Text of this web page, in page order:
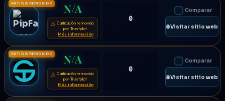
RATING REMOVIDO N/A
⚠ Calificación removida
por Trustpilot
Más información
0
Comparar
🌐 Visitar sitio web
RATING REMOVIDO N/A
⚠ Calificación removida
por Trustpilot
Más información
0
Comparar
🌐 Visitar sitio web